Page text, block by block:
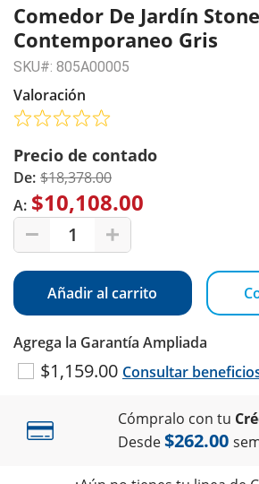
Comedor De Jardín
Contemporaneo Gris
SKU#: 805A00005
Valoración
Precio de contado
De: $18,378.00
A: $10,108.00
1
Añadir al carrito
Agrega la Garantía Ampliada
$1,159.00 Consultar
Cómpralo con tu
Desde$262.00